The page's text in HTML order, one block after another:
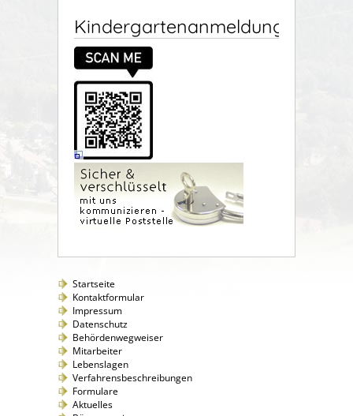
Kindergartenanmeldung
Startseite
Kontaktformular
Impressum
Datenschutz
Behördenwegweiser
Mitarbeiter
Lebenslagen
Verfahrensbeschreibungen
Formulare
Aktuelles